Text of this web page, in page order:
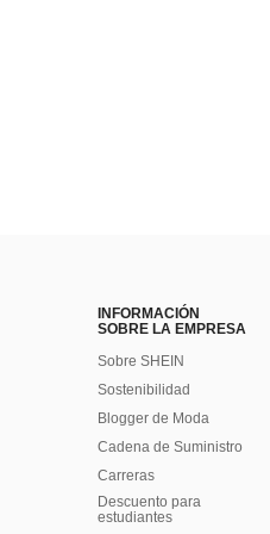
INFORMACIÓN
SOBRE LA EMPRESA
Sobre SHEIN
Sostenibilidad
Blogger de Moda
Cadena de Suministro
Carreras
Descuento para
estudiantes